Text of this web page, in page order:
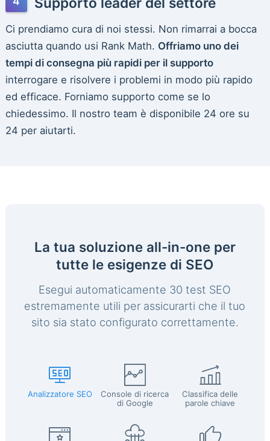
Ci prendiamo cura di noi stessi. Non rimarrai a bocca
asciutta quando usi Rank Math. Offriamo uno dei
tempi di consegna più rapidi per il supporto
interrogare e risolvere i problemi in modo più rapido
ed efficace. Forniamo supporto come se lo
chiedessimo. Il nostro team è disponibile 24 ore su
24 per aiutarti.
La tua soluzione all-in-one per
tutte le esigenze di SEO
Esegui automaticamente 30 test SEO
estremamente utili per assicurarti che il tuo
sito sia stato configurato correttamente.
Analizzatore SEO
Console di ricerca
di Google
Classifica delle
parole chiave